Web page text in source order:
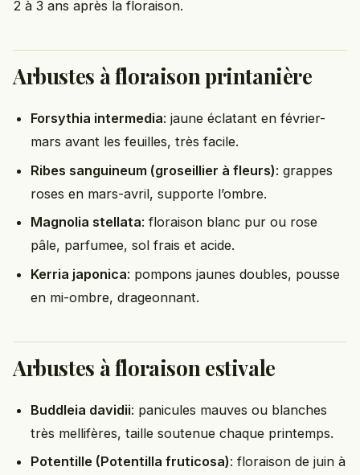
2 à 3 ans après la floraison.
Arbustes à floraison printanière
Forsythia intermedia: jaune éclatant en février-
mars avant les feuilles, très facile.
Ribes sanguineum (groseillier à fleurs): grappes
roses en mars-avril, supporte l’ombre.
Magnolia stellata: floraison blanc pur ou rose
pâle, parfumee, sol frais et acide.
Kerria japonica: pompons jaunes doubles, pousse
en mi-ombre, drageonnant.
Arbustes à floraison estivale
Buddleia davidii: panicules mauves ou blanches
très mellifères, taille soutenue chaque printemps.
Potentille (Potentilla fruticosa): floraison de juin à